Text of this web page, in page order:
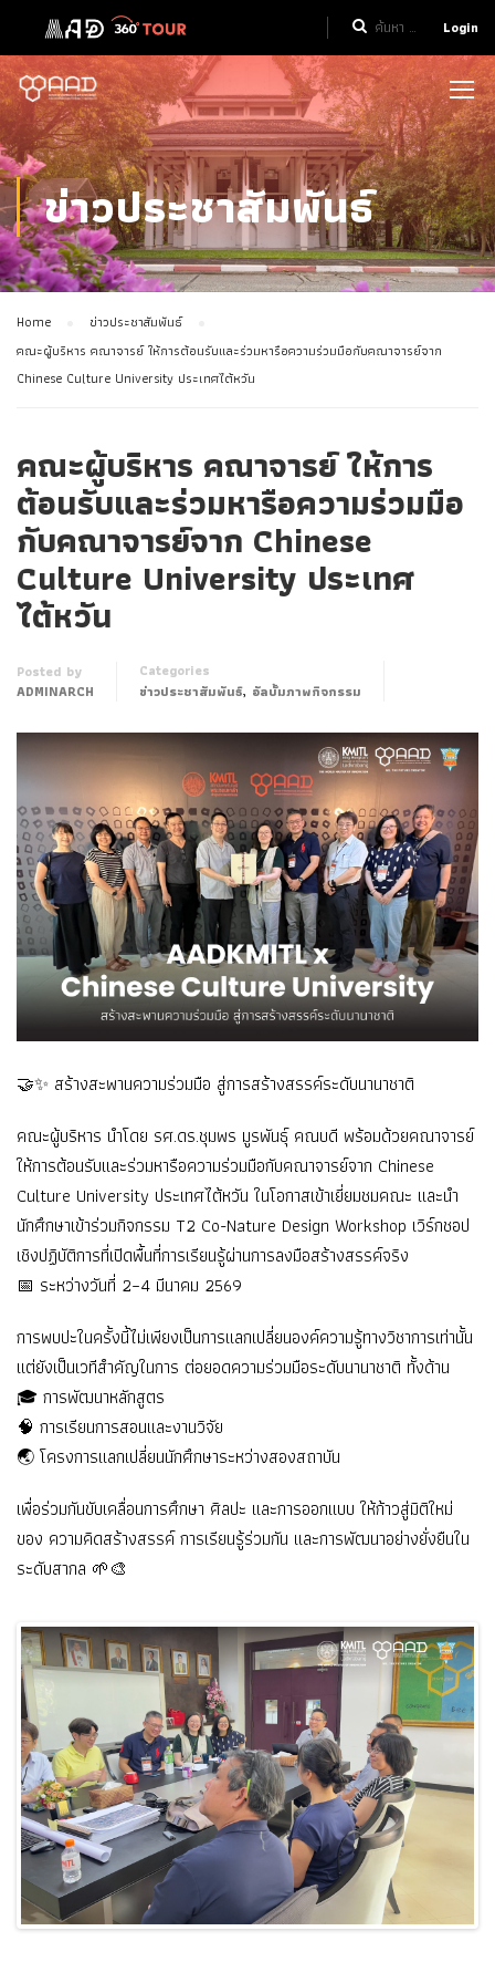
Login
ข่าวประชาสัมพันธ์
Home
ข่าวประชาสัมพันธ์
คณะผู้บริหาร คณาจารย์ ให้การต้อนรับและร่วมหารือความร่วมมือกับคณาจารย์จาก
Chinese Culture University ประเทศไต้หวัน
คณะผู้บริหาร คณาจารย์ ให้การ
ต้อนรับและร่วมหารือความร่วมมือ
กับคณาจารย์จาก Chinese
Culture University ประเทศ
ไต้หวัน
Posted by
ADMINARCH
Categories
ข่าวประชาสัมพันธ์, อัลบั้มภาพกิจกรรม
🤝✨ สร้างสะพานความร่วมมือ สู่การสร้างสรรค์ระดับนานาชาติ
คณะผู้บริหาร นำโดย รศ.ดร.ชุมพร มูรพันธุ์ คณบดี พร้อมด้วยคณาจารย์
ให้การต้อนรับและร่วมหารือความร่วมมือกับคณาจารย์จาก Chinese
Culture University ประเทศไต้หวัน ในโอกาสเข้าเยี่ยมชมคณะ และนำ
นักศึกษาเข้าร่วมกิจกรรม T2 Co-Nature Design Workshop เวิร์กชอป
เชิงปฏิบัติการที่เปิดพื้นที่การเรียนรู้ผ่านการลงมือสร้างสรรค์จริง
📅 ระหว่างวันที่ 2–4 มีนาคม 2569
การพบปะในครั้งนี้ไม่เพียงเป็นการแลกเปลี่ยนองค์ความรู้ทางวิชาการเท่านั้น
แต่ยังเป็นเวทีสำคัญในการ ต่อยอดความร่วมมือระดับนานาชาติ ทั้งด้าน
🎓 การพัฒนาหลักสูตร
🧠 การเรียนการสอนและงานวิจัย
🌏 โครงการแลกเปลี่ยนนักศึกษาระหว่างสองสถาบัน
เพื่อร่วมกันขับเคลื่อนการศึกษา ศิลปะ และการออกแบบ ให้ก้าวสู่มิติใหม่
ของ ความคิดสร้างสรรค์ การเรียนรู้ร่วมกัน และการพัฒนาอย่างยั่งยืนใน
ระดับสากล 🌱🎨